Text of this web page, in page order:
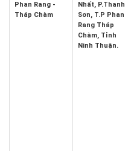
Phan Rang -
Tháp Chàm
Nhất, P.Thanh
Sơn, T.P Phan
Rang Tháp
Chàm, Tỉnh
Ninh Thuận.